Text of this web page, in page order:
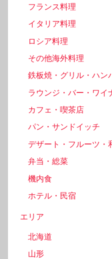
フランス料理
イタリア料理
ロシア料理
その他海外料理
鉄板焼・グリル・ハン
ラウンジ・バー・ワイ
カフェ・喫茶店
パン・サンドイッチ
デザート・フルーツ・
弁当・総菜
機内食
ホテル・民宿
エリア
北海道
山形